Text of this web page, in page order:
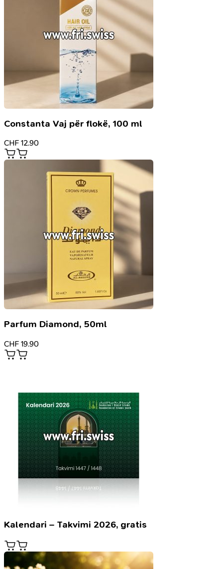
Constanta Vaj për flokë, 100 ml
CHF 12.90
Parfum Diamond, 50ml
CHF 19.90
Kalendari – Takvimi 2026, gratis